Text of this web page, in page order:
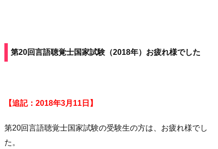
第20回言語聴覚士国家試験（2018年）お疲れ様でした
【追記：2018年3月11日】
第20回言語聴覚士国家試験の受験生の方は、お疲れ様でし
た。